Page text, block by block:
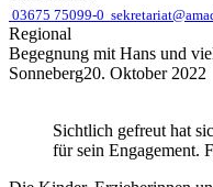
03675 75099-0
Regional
Begegnung mit Hans und
Sonneberg20. Oktober 2022
Sichtlich gefreut hat
für sein Engagement.